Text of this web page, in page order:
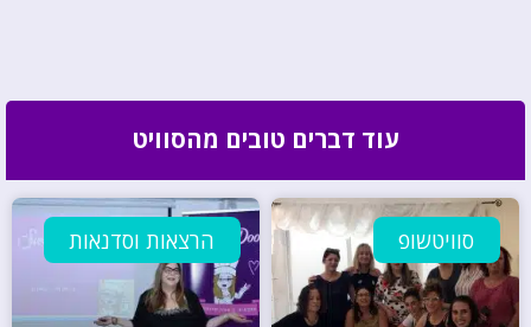
עוד דברים טובים מהסוויט
סוויטשופ הרצאות וסדנאות